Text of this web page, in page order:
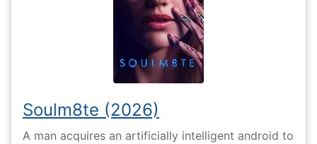
Soulm8te (2026)
A man acquires an artificially intelligent android to